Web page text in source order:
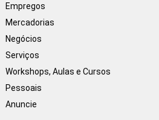
Empregos
Mercadorias
Negócios
Serviços
Workshops, Aulas e Cursos
Pessoais
Anuncie